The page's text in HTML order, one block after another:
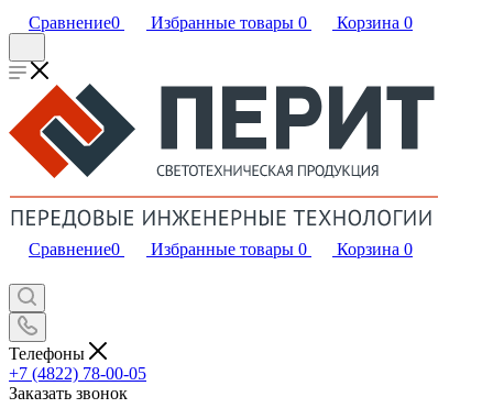
Сравнение0 Избранные товары 0 Корзина 0
Сравнение0 Избранные товары 0 Корзина 0
Телефоны
+7 (4822) 78-00-05
Заказать звонок